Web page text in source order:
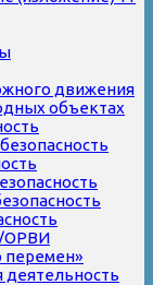
движения
объектах
ОРВИ
перемен»
деятельность